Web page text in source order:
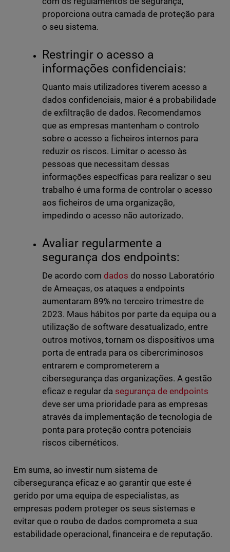
proporciona outra camada de proteção para
o seu sistema.
Restringir o acesso a
informações confidenciais:
Quanto mais utilizadores tiverem acesso a
dados confidenciais, maior é a probabilidade
de exfiltração de dados. Recomendamos
que as empresas mantenham o controlo
sobre o acesso a ficheiros internos para
reduzir os riscos. Limitar o acesso às
pessoas que necessitam dessas
informações específicas para realizar o seu
trabalho é uma forma de controlar o acesso
aos ficheiros de uma organização,
impedindo o acesso não autorizado.
Avaliar regularmente a
segurança dos endpoints:
De acordo com dados do nosso Laboratório
de Ameaças, os ataques a endpoints
aumentaram 89% no terceiro trimestre de
2023. Maus hábitos por parte da equipa ou a
utilização de software desatualizado, entre
outros motivos, tornam os dispositivos uma
porta de entrada para os cibercriminosos
entrarem e comprometerem a
cibersegurança das organizações. A gestão
eficaz e regular da segurança de endpoints
deve ser uma prioridade para as empresas
através da implementação de tecnologia de
ponta para proteção contra potenciais
riscos cibernéticos.
Em suma, ao investir num sistema de
cibersegurança eficaz e ao garantir que este é
gerido por uma equipa de especialistas, as
empresas podem proteger os seus sistemas e
evitar que o roubo de dados comprometa a sua
estabilidade operacional, financeira e de reputação.